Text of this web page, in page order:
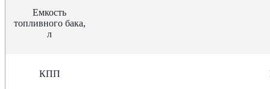
Емкость
топливного бака,
л
КПП